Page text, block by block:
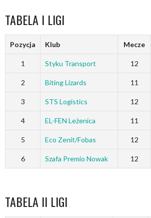
TABELA I LIGI
Pozycja Klub Mecze
1 Styku Transport 12
2 Biting Lizards 11
3 STS Logistics 12
4 EL-FEN Leżenica 11
5 Eco Zenit/Fobas 12
6 Szafa Premio Nowak 12
TABELA II LIGI